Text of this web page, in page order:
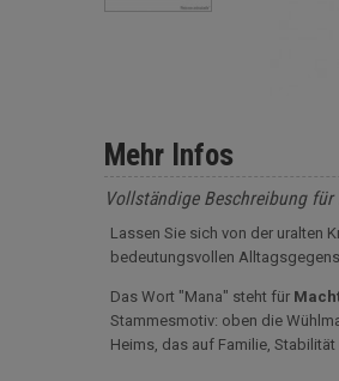
Mehr Infos
Vollständige Beschreibung
Lassen Sie sich von der uralten
bedeutungsvollen
Das Wort "Mana" steht für
Stammesmotiv: oben die
Heims, das auf Familie,